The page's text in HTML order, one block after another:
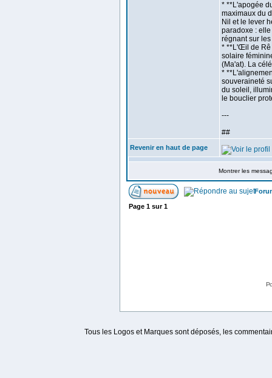
* **L'apogée
maximaux du
Nil et le lever
paradoxe :
régnant sur
* **L'Œil de Rê
solaire
(Ma'at). La
*
souveraineté
du soleil,
le bouclier
---
##
Revenir en haut de page
Montrer les
Page 1 sur1
Tous les Logos et Marques sont déposés, les